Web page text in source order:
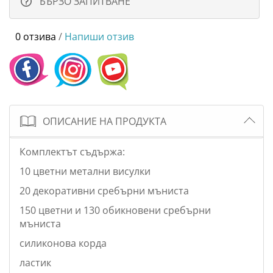
0 отзива / Напиши отзив
ОПИСАНИЕ НА ПРОДУКТА
Комплектът съдържа:
10 цветни метални висулки
20 декоративни сребърни мъниста
150 цветни и 130 обикновени сребърни
мъниста
силиконова корда
ластик